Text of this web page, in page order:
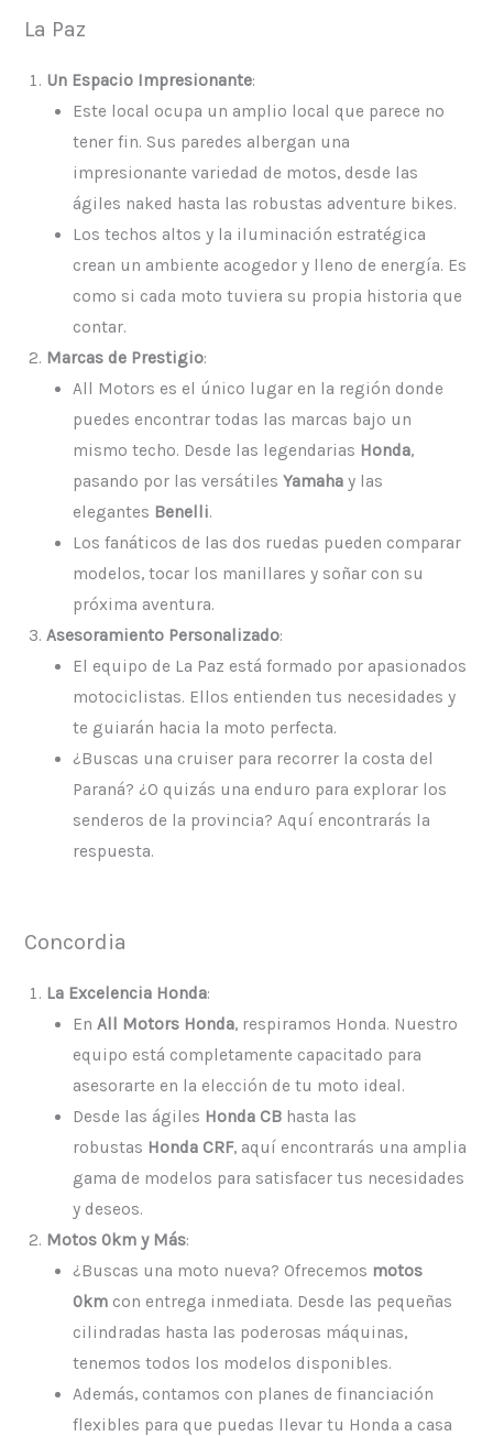
La Paz
Un Espacio Impresionante:
Este local ocupa un amplio local que parece no
tener fin. Sus paredes albergan una
impresionante variedad de motos, desde las
ágiles naked hasta las robustas adventure bikes.
Los techos altos y la iluminación estratégica
crean un ambiente acogedor y lleno de energía. Es
como si cada moto tuviera su propia historia que
contar.
Marcas de Prestigio:
All Motors es el único lugar en la región donde
puedes encontrar todas las marcas bajo un
mismo techo. Desde las legendarias Honda,
pasando por las versátiles Yamahay las
elegantes Benelli.
Los fanáticos de las dos ruedas pueden comparar
modelos, tocar los manillares y soñar con su
próxima aventura.
Asesoramiento Personalizado:
El equipo de La Paz está formado por apasionados
motociclistas. Ellos entienden tus necesidades y
te guiarán hacia la moto perfecta.
¿Buscas una cruiser para recorrer la costa del
Paraná? ¿O quizás una enduro para explorar los
senderos de la provincia? Aquí encontrarás la
respuesta.
Concordia
La Excelencia Honda:
En All Motors Honda, respiramos Honda. Nuestro
equipo está completamente capacitado para
asesorarte en la elección de tu moto ideal.
Desde las ágiles Honda CBhasta las
robustas Honda CRF, aquí encontrarás una amplia
gama de modelos para satisfacer tus necesidades
y deseos.
Motos 0km y Más:
¿Buscas una moto nueva? Ofrecemos motos
0kmcon entrega inmediata. Desde las pequeñas
cilindradas hasta las poderosas máquinas,
tenemos todos los modelos disponibles.
Además, contamos con planes de financiación
flexibles para que puedas llevar tu Honda a casa